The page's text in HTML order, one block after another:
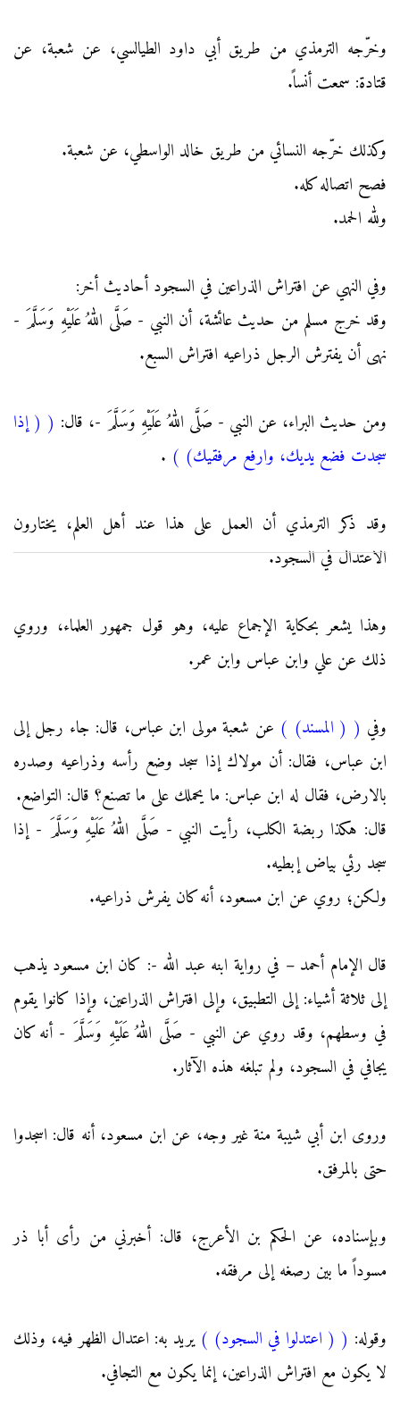
وخرّجه الترمذي من طريق أبي داود الطيالسي، عن شعبة، عن
قتادة: سمعت أنساً.
وكذلك خرّجه النسائي من طريق خالد الواسطي، عن شعبة.
فصح اتصاله كله.
ولله الحمد.
وفي النهي عن افتراش الذراعين في السجود أحاديث أخر:
وقد خرج مسلم من حديث عائشة، أن النبي - صَلَّى اللهُ عَلَيْهِ وَسَلَّمَ -
نهى أن يفترش الرجل ذراعيه افتراش السبع.
ومن حديث البراء، عن النبي - صَلَّى اللهُ عَلَيْهِ وَسَلَّمَ -، قال: ( ( إذا
سجدت فضع يديك، وارفع مرفقيك) )
.
وقد ذكر الترمذي أن العمل على هذا عند أهل العلم، يختارون
الاعتدال في السجود.
وهذا يشعر بحكاية الإجماع عليه، وهو قول جمهور العلماء، وروي
ذلك عن علي وابن عباس وابن عمر.
وفي ( ( المسند) ) عن شعبة مولى ابن عباس، قال: جاء رجل إلى
ابن عباس، فقال: أن مولاك إذا سجد وضع رأسه وذراعيه وصدره
بالارض، فقال له ابن عباس: ما يحملك على ما تصنع؟ قال: التواضع.
قال: هكذا ربضة الكلب، رأيت النبي - صَلَّى اللهُ عَلَيْهِ وَسَلَّمَ - إذا
سجد رئي بياض إبطيه.
ولكن؛ روي عن ابن مسعود، أنه كان يفرش ذراعيه.
قال الإمام أحمد – في رواية ابنه عبد الله -: كان ابن مسعود يذهب
إلى ثلاثة أشياء: إلى التطبيق، وإلى افتراش الذراعين، وإذا كانوا يقوم
في وسطهم، وقد روي عن النبي - صَلَّى اللهُ عَلَيْهِ وَسَلَّمَ - أنه كان
يجافي في السجود، ولم تبلغه هذه الآثار.
وروى ابن أبي شيبة منة غير وجه، عن ابن مسعود، أنه قال: اسجدوا
حتى بالمرفق.
وبإسناده، عن الحكم بن الأعرج، قال: أخبرني من رأى أبا ذر
مسوداً ما بين رصغه إلى مرفقه.
وقوله: ( ( اعتدلوا في السجود) ) يريد به: اعتدال الظهر فيه، وذلك
لا يكون مع افتراش الذراعين، إنما يكون مع التجافي.